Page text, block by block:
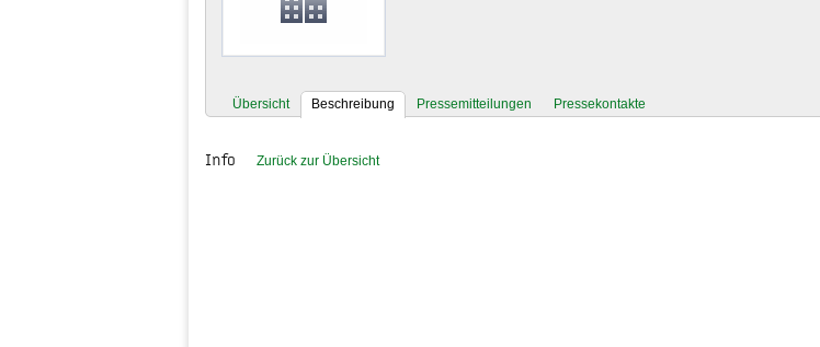
Übersicht Beschreibung Pressemitteilungen Pressekontakte
Info Zurück zur Übersicht